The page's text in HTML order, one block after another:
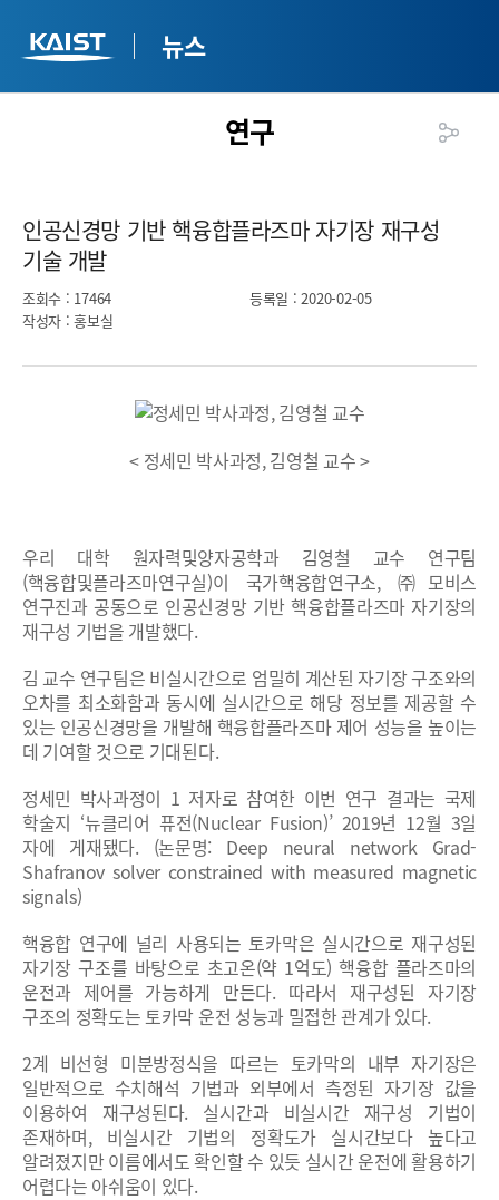
뉴스
연구
인공신경망 기반 핵융합플라즈마 자기장 재구성
기술 개발​
조회수 : 17464 등록일 : 2020-02-05
작성자 : 홍보실
< 정세민 박사과정, 김영철 교수 >
우리 대학 원자력및양자공학과 김영철 교수 연구팀
(핵융합및플라즈마연구실)이 국가핵융합연구소, ㈜모비스
연구진과 공동으로 인공신경망 기반 핵융합플라즈마 자기장의
재구성 기법을 개발했다.
김 교수 연구팀은 비실시간으로 엄밀히 계산된 자기장 구조와의
오차를 최소화함과 동시에 실시간으로 해당 정보를 제공할 수
있는 인공신경망을 개발해 핵융합플라즈마 제어 성능을 높이는
데 기여할 것으로 기대된다.
정세민 박사과정이 1 저자로 참여한 이번 연구 결과는 국제
학술지 ‘뉴클리어 퓨전(Nuclear Fusion)’ 2019년 12월 3일
자에 게재됐다. (논문명: Deep neural network Grad-
Shafranov solver constrained with measured magnetic
signals)
핵융합 연구에 널리 사용되는 토카막은 실시간으로 재구성된
자기장 구조를 바탕으로 초고온(약 1억도) 핵융합 플라즈마의
운전과 제어를 가능하게 만든다. 따라서 재구성된 자기장
구조의 정확도는 토카막 운전 성능과 밀접한 관계가 있다.
2계 비선형 미분방정식을 따르는 토카막의 내부 자기장은
일반적으로 수치해석 기법과 외부에서 측정된 자기장 값을
이용하여 재구성된다. 실시간과 비실시간 재구성 기법이
존재하며, 비실시간 기법의 정확도가 실시간보다 높다고
알려졌지만 이름에서도 확인할 수 있듯 실시간 운전에 활용하기
어렵다는 아쉬움이 있다.